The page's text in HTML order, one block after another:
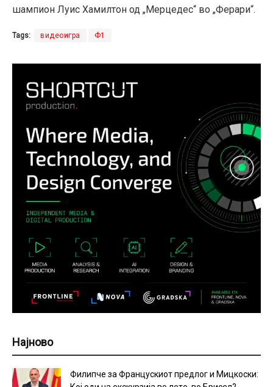
шампион Луис Хамилтон од „Мерцедес“ во „Ферари“.
Tags: видеоигра Ф1
Најново
Филипче за Францускиот предлог и Мицкоски: